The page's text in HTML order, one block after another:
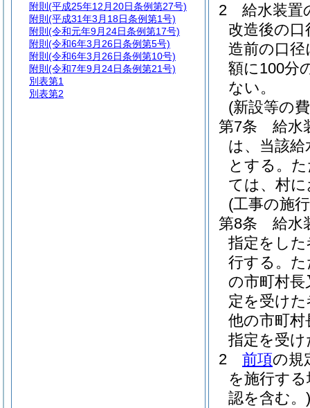
2
給水装置
改造後の
造前の口
額に100分
ない。
(新設等の
第7条
給水
は、当該
とする。
ては、村
(工事の施
第8条
給水
指定をした
行する。 た
の市町村
定を受け
他の市町
指定を受
2
前項の規
を施行す
認を含む。)
附則 (平成25年12月20日条例第27号)
附則 (平成31年3月18日条例第1号)
附則 (令和元年9月24日条例第17号)
附則 (令和6年3月26日条例第5号)
附則 (令和6年3月26日条例第10号)
附則 (令和7年9月24日条例第21号)
別表第1
別表第2